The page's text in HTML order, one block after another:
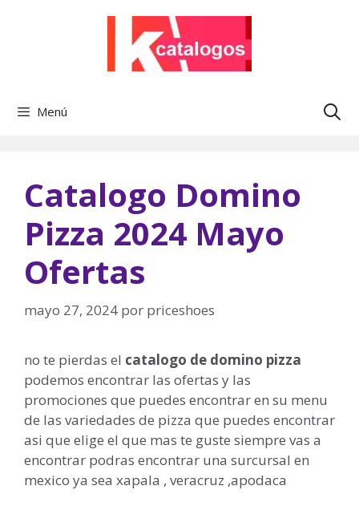
Menú
Catalogo Domino
Pizza 2024 Mayo
Ofertas
mayo 27, 2024 por priceshoes
no te pierdas el catalogo de domino pizza
podemos encontrar las ofertas y las
promociones que puedes encontrar en su menu
de las variedades de pizza que puedes encontrar
asi que elige el que mas te guste siempre vas a
encontrar podras encontrar una surcursal en
mexico ya sea xapala , veracruz ,apodaca